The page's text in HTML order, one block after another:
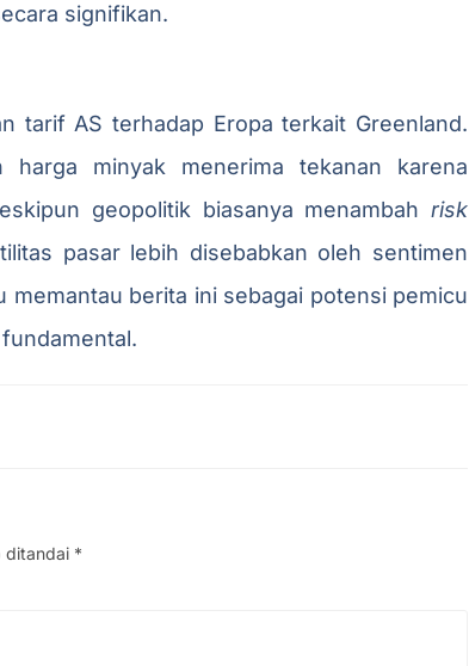
signifikan.
tarif AS terhadap Eropa terkait Greenland.
minyak menerima tekanan karena
geopolitik biasanya menambah risk
pasar lebih disebabkan oleh sentimen
berita ini sebagai potensi pemicu
ditandai *